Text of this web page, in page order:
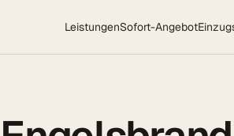
LeistungenSofort-Angebot